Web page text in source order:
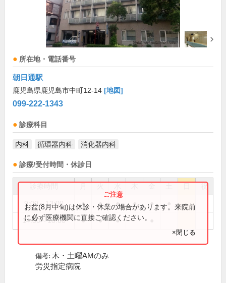
所在地・電話番号
朝日通駅
鹿児島県鹿児島市中町12-14 [地図]
099-222-1343
診療科目
内科 循環器内科 消化器内科
診療/受付時間・休診日
祝
9:00～13:00 ● ● ● ● ●
14:30～18:00 ● ● ●
お盆(8月中旬)は休診・休業の場合があります。来院前
に必ず医療機関に直接ご確認ください。
×閉じる
備考: 木・土曜AMのみ
労災指定病院